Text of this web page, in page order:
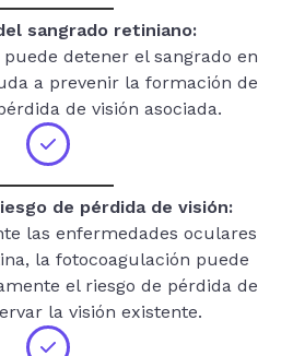
sangrado retiniano:
detener el sangrado en
a prevenir la formación de
de visión asociada.
de pérdida de visión:
las enfermedades oculares
la fotocoagulación puede
el riesgo de pérdida de
la visión existente.